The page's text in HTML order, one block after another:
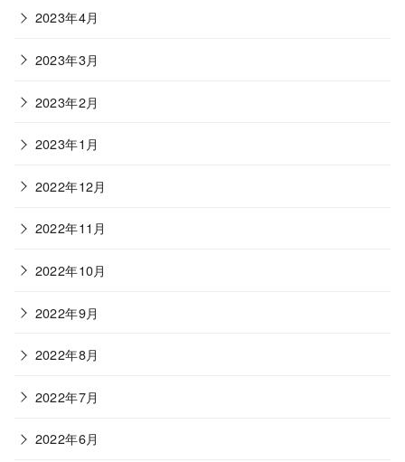
2023年4月
2023年3月
2023年2月
2023年1月
2022年12月
2022年11月
2022年10月
2022年9月
2022年8月
2022年7月
2022年6月